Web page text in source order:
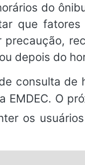
do
que
depois do
consulta
EMDEC. O
os